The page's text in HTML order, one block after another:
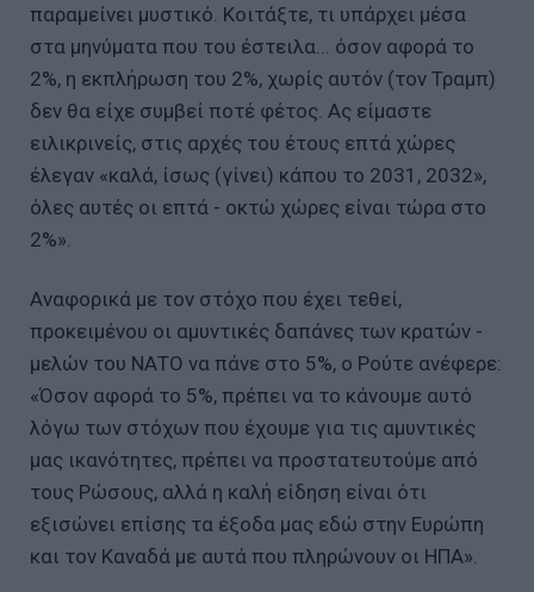
παραμείνει μυστικό. Κοιτάξτε, τι υπάρχει μέσα
στα μηνύματα που του έστειλα... όσον αφορά το
2%, η εκπλήρωση του 2%, χωρίς αυτόν (τον Τραμπ)
δεν θα είχε συμβεί ποτέ φέτος. Ας είμαστε
ειλικρινείς, στις αρχές του έτους επτά χώρες
έλεγαν «καλά, ίσως (γίνει) κάπου το 2031, 2032»,
όλες αυτές οι επτά - οκτώ χώρες είναι τώρα στο
2%».
Αναφορικά με τον στόχο που έχει τεθεί,
προκειμένου οι αμυντικές δαπάνες των κρατών -
μελών του ΝΑΤΟ να πάνε στο 5%, ο Ρούτε ανέφερε:
«Όσον αφορά το 5%, πρέπει να το κάνουμε αυτό
λόγω των στόχων που έχουμε για τις αμυντικές
μας ικανότητες, πρέπει να προστατευτούμε από
τους Ρώσους, αλλά η καλή είδηση είναι ότι
εξισώνει επίσης τα έξοδα μας εδώ στην Ευρώπη
και τον Καναδά με αυτά που πληρώνουν οι ΗΠΑ».